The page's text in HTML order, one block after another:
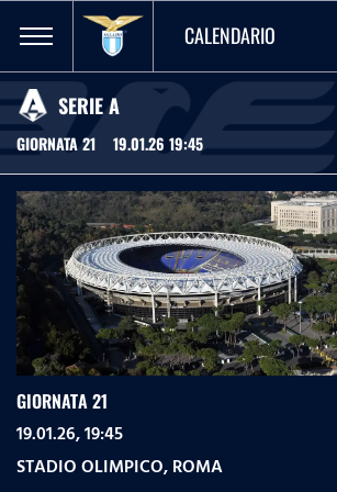
CALENDARIO
SERIE A
GIORNATA 21 19.01.26 19:45
GIORNATA 21
19.01.26, 19:45
STADIO OLIMPICO,ROMA